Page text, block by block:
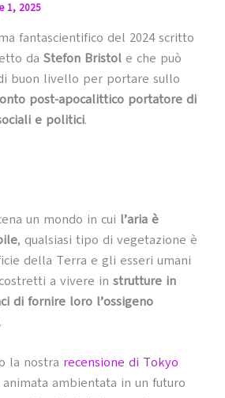
1, 2025
fantascientifico del 2024 scritto
da Stefon Bristole che può
buon livello per portare sullo
post-apocalittico portatore di
e politici.
un mondo in cui l’aria è
, qualsiasi tipo di vegetazione è
della Terra e gli esseri umani
a vivere in strutture in
di fornire loro l’ossigeno
la nostra recensione di Tokyo
ambientata in un futuro